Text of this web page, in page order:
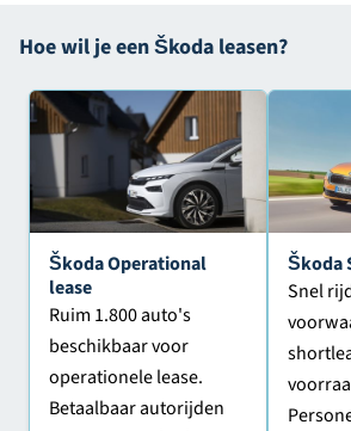
Hoe wil je een Škoda leasen?
Škoda Operational
lease
Ruim 1.800 auto's
beschikbaar voor
operationele lease.
Betaalbaar autorijden
Škoda
Snel